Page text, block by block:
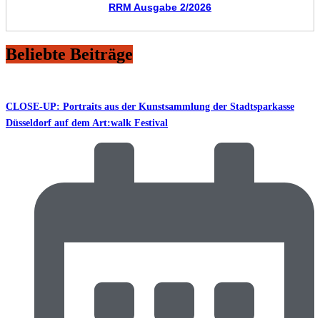
RRM Ausgabe 2/2026
Beliebte Beiträge
CLOSE-UP: Portraits aus der Kunstsammlung der Stadtsparkasse
Düsseldorf auf dem Art:walk Festival